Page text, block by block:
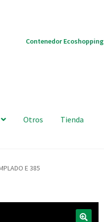
Contenedor Ecoshopping
Otros Tienda
E 385